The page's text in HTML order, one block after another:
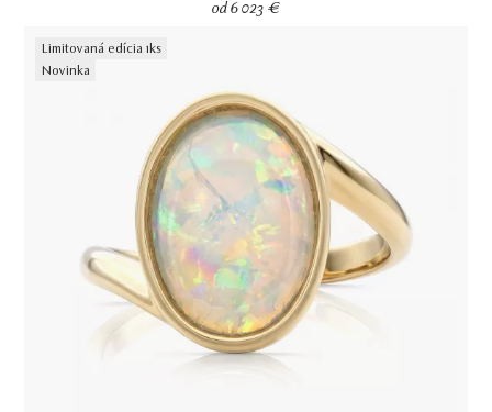
od 6 023 €
Limitovaná edícia 1ks
Novinka